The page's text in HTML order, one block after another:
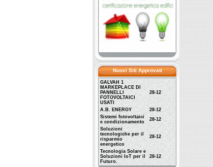
Nuovi Siti Approvati
GALVAH 1
MARKEPLACE DI
PANNELLI
FOTOVOLTAICI
USATI
28-12
A.B. ENERGY
28-12
Sistemi fotovoltaici
e condizionamento
28-12
Soluzioni
tecnologiche per il
risparmio
energetico
28-12
Tecnologia Solare e
Soluzioni IoT per il
Futuro.
28-12